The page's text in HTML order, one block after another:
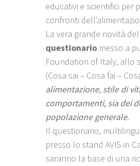
educativi e scientifici per
confronti
La vera grande novità
questionario messo a
Foundation of Italy, allo
(Cosa sai – Cosa fai –
alimentazione, stile di
comportamenti, sia dei
popolazione generale.
Il questionario,
presso lo stand AVIS in
saranno la base di una